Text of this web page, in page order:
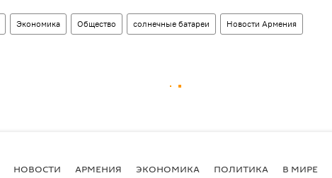
Экономика Общество солнечные батареи Новости Армения
НОВОСТИ АРМЕНИЯ ЭКОНОМИКА ПОЛИТИКА В МИРЕ